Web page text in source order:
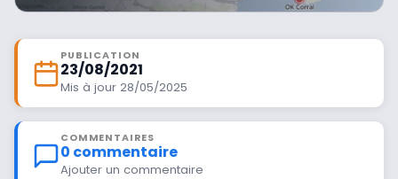
PUBLICATION
23/08/2021
Mis à jour 28/05/2025
COMMENTAIRES
0 commentaire
Ajouter un commentaire